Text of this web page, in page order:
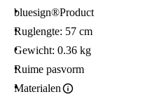
bluesign®Product
Ruglengte: 57 cm
Gewicht: 0.36 kg
Ruime pasvorm
Materialen